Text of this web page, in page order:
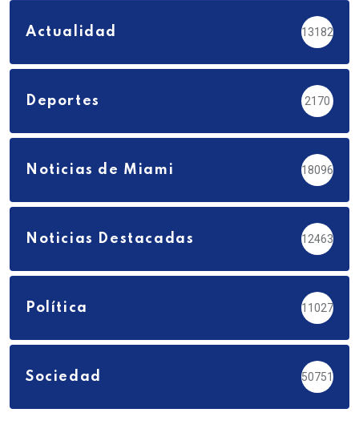
Actualidad 13182
Deportes 2170
Noticias de Miami 18096
Noticias Destacadas 12463
Política 11027
Sociedad 50751